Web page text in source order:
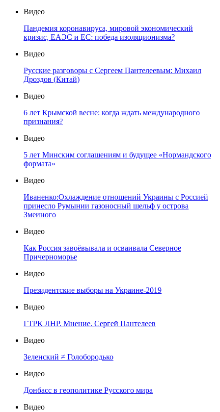
Видео
Пандемия коронавируса, мировой экономический
кризис, ЕАЭС и ЕС: победа изоляционизма?
Видео
Русские разговоры с Сергеем Пантелеевым: Михаил
Дроздов (Китай)
Видео
6 лет Крымской весне: когда ждать международного
признания?
Видео
5 лет Минским соглашениям и будущее «Нормандского
формата»
Видео
Иваненко:Охлаждение отношений Украины с Россией
принесло Румынии газоносный шельф у острова
Змеиного
Видео
Как Россия завоёвывала и осваивала Северное
Причерноморье
Видео
Президентские выборы на Украине-2019
Видео
ГТРК ЛНР. Мнение. Сергей Пантелеев
Видео
Зеленский ≠ Голобородько
Видео
Донбасс в геополитике Русского мира
Видео